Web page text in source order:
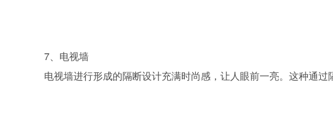
7、电视墙
电视墙进行形成的隔断设计充满时尚感，让人眼前一亮。这种通过